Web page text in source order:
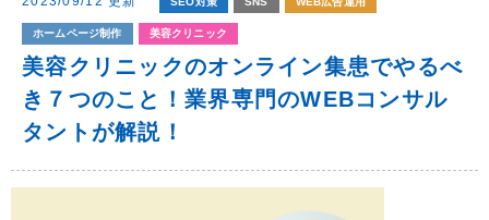
ホームページ制作 美容クリニック
美容クリニックのオンライン集患でやるべ
き７つのこと！業界専門のWEBコンサル
タントが解説！